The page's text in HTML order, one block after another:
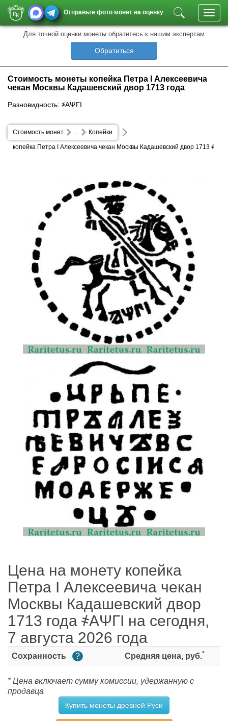
Отправьте фото монет на оценку
Для точной оценки монеты обратитесь к нашим экспертам
Обратиться
Стоимость монеты копейка Петра I Алексеевича
чекан Москвы Кадашевский двор 1713 года
Разновидность: ҂АΨГI
Стоимость монет Копейки
...
копейка Петра I Алексеевича чекан Москвы Кадашевский двор 1713 ҂
Цена на монету копейка
Петра I Алексеевича чекан
Москвы Кадашевский двор
1713 года ҂АΨГI на сегодня,
7 августа 2026 года
Сохранность ? Средняя цена, руб.*
* Цена включает сумму комиссии, удержанную с
продавца
Купить монеты древней Руси